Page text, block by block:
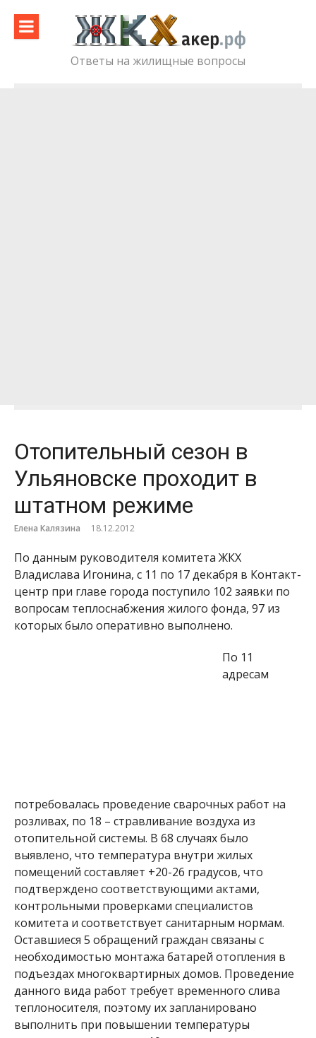
content
Ответы на жилищные вопросы
Отопительный сезон в
Ульяновске проходит в
штатном режиме
Елена Калязина 18.12.2012
По данным руководителя комитета ЖКХ
Владислава Игонина, с 11 по 17 декабря в Контакт-
центр при главе города поступило 102 заявки по
вопросам теплоснабжения жилого фонда, 97 из
которых было оперативно выполнено.
По 11
адресам
потребовалась проведение сварочных работ на
розливах, по 18 – стравливание воздуха из
отопительной системы. В 68 случаях было
выявлено, что температура внутри жилых
помещений составляет +20-26 градусов, что
подтверждено соответствующими актами,
контрольными проверками специалистов
комитета и соответствует санитарным нормам.
Оставшиеся 5 обращений граждан связаны с
необходимостью монтажа батарей отопления в
подъездах многоквартирных домов. Проведение
данного вида работ требует временного слива
теплоносителя, поэтому их запланировано
выполнить при повышении температуры